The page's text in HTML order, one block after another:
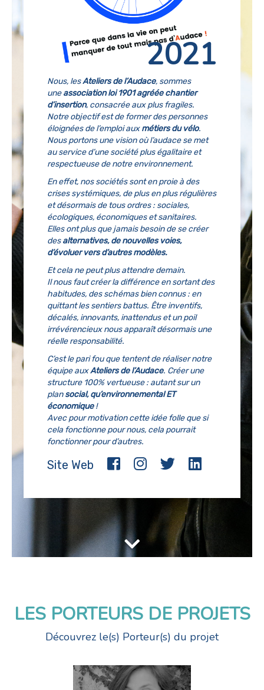
2021
Nous, lesAteliers de l’Audace, sommes
uneassociation loi 1901 agréée chantier
d’insertion, consacrée aux plus fragiles.
Notre objectif est de former des personnes
éloignées de l’emploi auxmétiers du vélo.
Nous portons une vision où l’audace se met
au service d’une société plus égalitaire et
respectueuse de notre environnement.
En effet, nos sociétés sont en proie à des
crises systémiques, de plus en plus régulières
et désormais de tous ordres : sociales,
écologiques, économiques et sanitaires.
Elles ont plus que jamais besoin de se créer
desalternatives, de nouvelles voies,
d’évoluer vers d’autres modèles.
Et cela ne peut plus attendre demain.
Il nous faut créer la différence en sortant des
habitudes, des schémas bien connus : en
quittant les sentiers battus. Être inventifs,
décalés, innovants, inattendus et un poil
irrévérencieux nous apparaît désormais une
réelle responsabilité.
C’est le pari fou que tentent de réaliser notre
équipe auxAteliers de l’Audace. Créer une
structure 100% vertueuse : autant sur un
plansocial, qu’environnemental ET
économique!
Avec pour motivation cette idée folle que si
cela fonctionne pour nous, cela pourrait
fonctionner pour d’autres.
Site Web
LES PORTEURS DE PROJETS
Découvrez le(s) Porteur(s) du projet